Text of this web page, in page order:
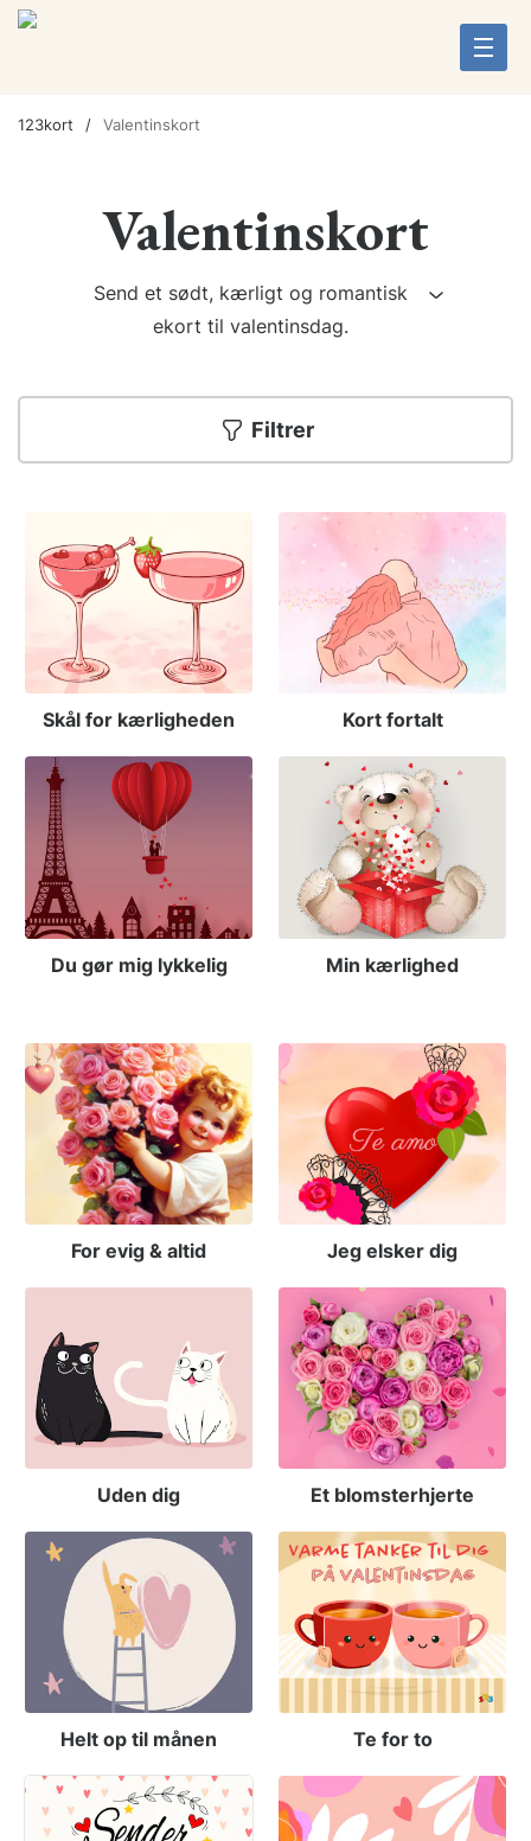
123kort Valentinskort
Valentinskort
Send et sødt, kærligt og romantisk
ekort til valentinsdag.
Filtrer
Skål for kærligheden Kort fortalt
Du gør mig lykkelig Min kærlighed
For evig & altid Jeg elsker dig
Uden dig Et blomsterhjerte
Helt op til månen Te for to